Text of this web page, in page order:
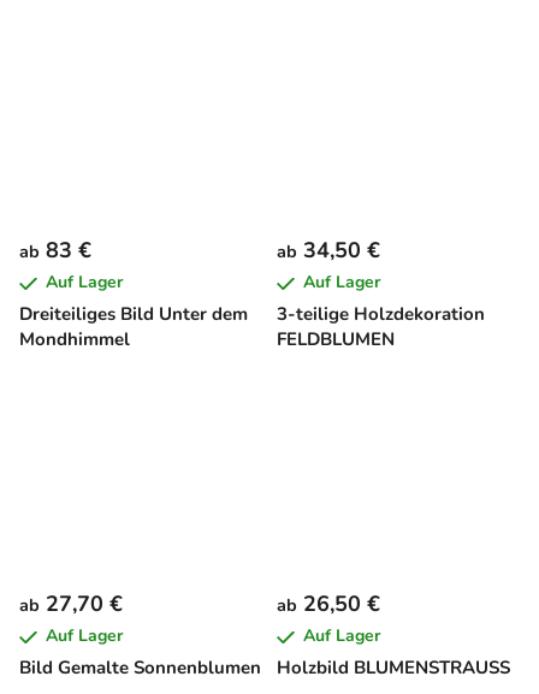
Dreiteiliges Bild Unter dem
Mondhimmel
ab 83 €
Auf Lager
3-teilige Holzdekoration
FELDBLUMEN
ab 34,50 €
Auf Lager
Bild Gemalte Sonnenblumen
ab 27,70 €
Auf Lager
Holzbild BLUMENSTRAUSS
ab 26,50 €
Auf Lager